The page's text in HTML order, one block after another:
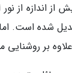
از اندازه
شده است. اما
بر